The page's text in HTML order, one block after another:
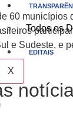
Todos os
EDITAIS
X
60 municípios
e Sudeste, e